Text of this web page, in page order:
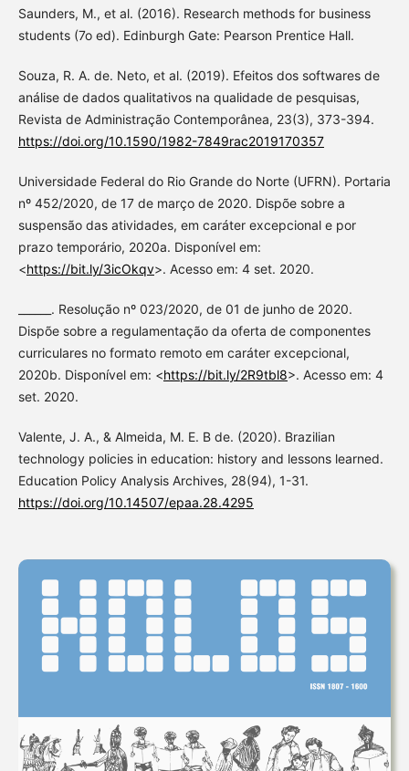
Saunders, M., et al. (2016). Research methods for business
students (7o ed). Edinburgh Gate: Pearson Prentice Hall.
Souza, R. A. de. Neto, et al. (2019). Efeitos dos softwares de
análise de dados qualitativos na qualidade de pesquisas,
Revista de Administração Contemporânea, 23(3), 373-394.
https://doi.org/10.1590/1982-7849rac2019170357
Universidade Federal do Rio Grande do Norte (UFRN). Portaria
nº 452/2020, de 17 de março de 2020. Dispõe sobre a
suspensão das atividades, em caráter excepcional e por
prazo temporário, 2020a. Disponível em:
<https://bit.ly/3icOkqv>. Acesso em: 4 set. 2020.
______. Resolução nº 023/2020, de 01 de junho de 2020.
Dispõe sobre a regulamentação da oferta de componentes
curriculares no formato remoto em caráter excepcional,
2020b. Disponível em: <https://bit.ly/2R9tbl8>. Acesso em: 4
set. 2020.
Valente, J. A., & Almeida, M. E. B de. (2020). Brazilian
technology policies in education: history and lessons learned.
Education Policy Analysis Archives, 28(94), 1-31.
https://doi.org/10.14507/epaa.28.4295